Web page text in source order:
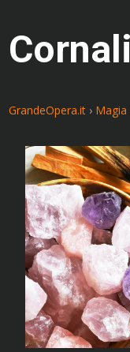
GrandeOpera.it › Magia